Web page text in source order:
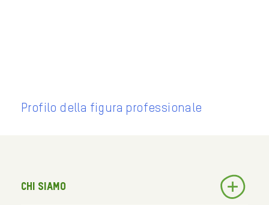
Profilo della figura professionale
Chi siamo